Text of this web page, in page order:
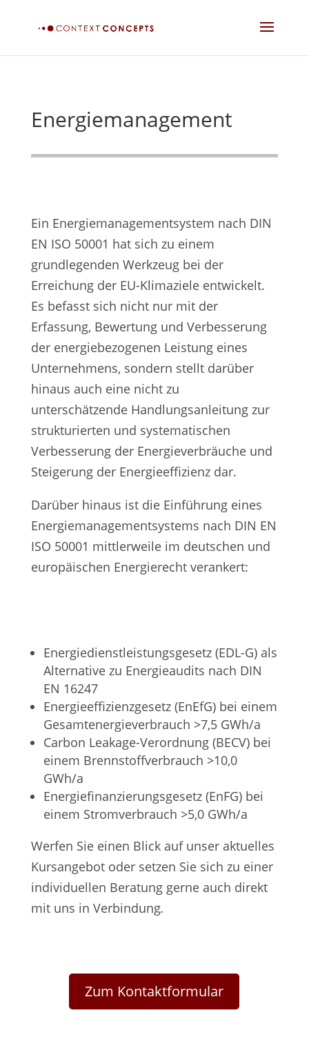
Energiemanagement
Ein Energiemanagementsystem nach DIN
EN ISO 50001 hat sich zu einem
grundlegenden Werkzeug bei der
Erreichung der EU-Klimaziele entwickelt.
Es befasst sich nicht nur mit der
Erfassung, Bewertung und Verbesserung
der energiebezogenen Leistung eines
Unternehmens, sondern stellt darüber
hinaus auch eine nicht zu
unterschätzende Handlungsanleitung zur
strukturierten und systematischen
Verbesserung der Energieverbräuche und
Steigerung der Energieeffizienz dar.
Darüber hinaus ist die Einführung eines
Energiemanagementsystems nach DIN EN
ISO 50001 mittlerweile im deutschen und
europäischen Energierecht verankert:
Energiedienstleistungsgesetz (EDL-G) als
Alternative zu Energieaudits nach DIN
EN 16247
Energieeffizienzgesetz (EnEfG) bei einem
Gesamtenergieverbrauch >7,5 GWh/a
Carbon Leakage-Verordnung (BECV) bei
einem Brennstoffverbrauch >10,0
GWh/a
Energiefinanzierungsgesetz (EnFG) bei
einem Stromverbrauch >5,0 GWh/a
Werfen Sie einen Blick auf unser aktuelles
Kursangebot oder setzen Sie sich zu einer
individuellen Beratung gerne auch direkt
mit uns in Verbindung.
Zum Kontaktformular